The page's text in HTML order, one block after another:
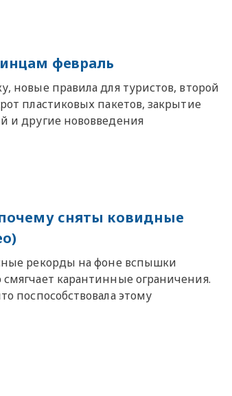
февраль
новые правила для туристов, второй
пластиковых пакетов, закрытие
и другие нововведения
сняты ковидные
рекорды на фоне вспышки
карантинные ограничения.
поспособствовала этому